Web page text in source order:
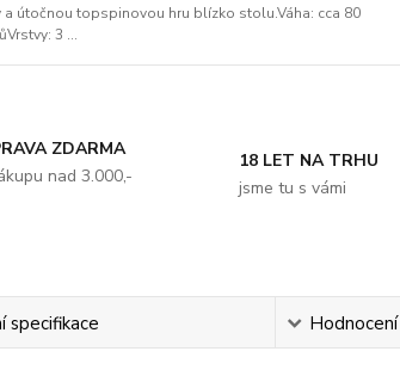
a útočnou topspinovou hru blízko stolu.Váha: cca 80
3 ...
ZDARMA
nad 3.000,-
18 LET NA TRHU
jsme tu s vámi
specifikace Hodnocení